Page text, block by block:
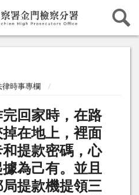
律時事專欄
回家時，在路
在地上，裡面
提款密碼，心
為己有。並且
提款機提領三